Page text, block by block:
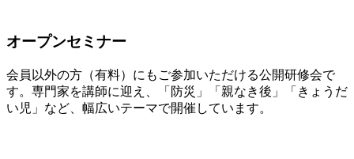
オープンセミナー
会員以外の方（有料）にもご参加いただける公開研修会で
す。専門家を講師に迎え、「防災」「親なき後」「きょうだ
い児」など、幅広いテーマで開催しています。